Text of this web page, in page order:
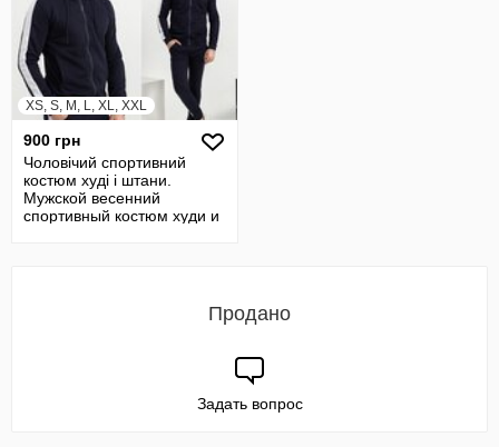
XS, S, M, L, XL, XXL
900 грн
Чоловічий спортивний
костюм худі і штани.
Мужской весенний
спортивный костюм худи и
Продано
Задать вопрос